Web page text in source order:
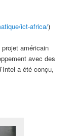
ict-africa/)
américain
avec des
a été conçu,